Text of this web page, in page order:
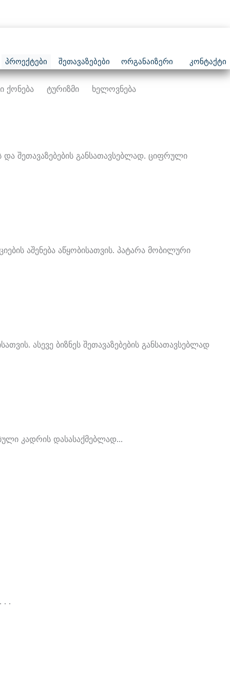
Პროექტები Შეთავაზებები Ორგანაიზერი Კონტაქტი
Ქონება Ტურიზმი
Ხელოვნება
Შეთავაზებების Განსათავსებლად. Ციფრული
Აშენება Აწყობისათვის. Პატარა Მობილური
Ასევე Ბიზნეს Შეთავაზებების Განსათავსებლად
Კადრის Დასასაქმებლად...
. .